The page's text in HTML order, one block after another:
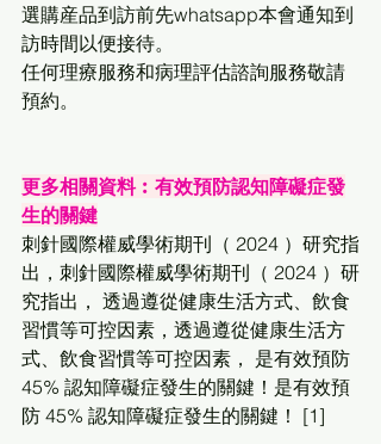
選購産品到訪前先whatsapp本會通知到
訪時間以便接待。
任何理療服務和病理評估諮詢服務敬請
預約。
更多相關資料︰有效預防認知障礙症發
⽣的關鍵
刺針國際權威學術期刊（ 2024 ）研究指
出，刺針國際權威學術期刊（ 2024 ）研
究指出， 透過遵從健康⽣活⽅式、飲食
習慣等可控因素，透過遵從健康⽣活⽅
式、飲食習慣等可控因素， 是有效預防
45% 認知障礙症發⽣的關鍵！是有效預
防 45% 認知障礙症發⽣的關鍵！ [1]